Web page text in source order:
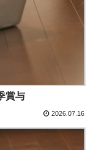
賞与
2026.07.16